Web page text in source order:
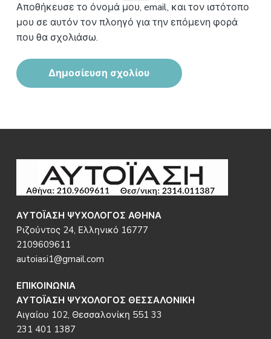
Αποθήκευσε το όνομά μου, email, και τον ιστότοπο
μου σε αυτόν τον πλοηγό για την επόμενη φορά
που θα σχολιάσω.
Footer
ΑΥΤΟΪΑΣΗ ΨΥΧΟΛΟΓΟΣ ΑΘΗΝΑ
Ριζούντος 24, Ελληνικό 16777
2109609611
autoiasi1@gmail.com
ΕΠΙΚΟΙΝΩΝΙΑ
ΑΥΤΟΪΑΣΗ ΨΥΧΟΛΟΓΟΣ ΘΕΣΣΑΛΟΝΙΚΗ
Αιγαίου 102, Θεσσαλονίκη 551 33
231 401 1387